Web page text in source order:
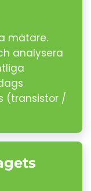
mätare.
analysera
(transistor /